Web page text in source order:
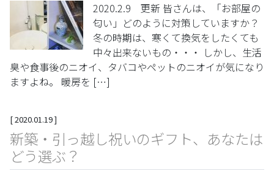
2020.2.9 更新 皆さんは、「お部屋の
匂い」どのように対策していますか？
冬の時期は、寒くて換気をしたくても
中々出来ないもの・・・ しかし、生活
臭や食事後のニオイ、タバコやペットのニオイが気になり
ますよね。 暖房を […]
[2020.01.19]
新築・引っ越し祝いのギフト、あなたは
どう選ぶ？